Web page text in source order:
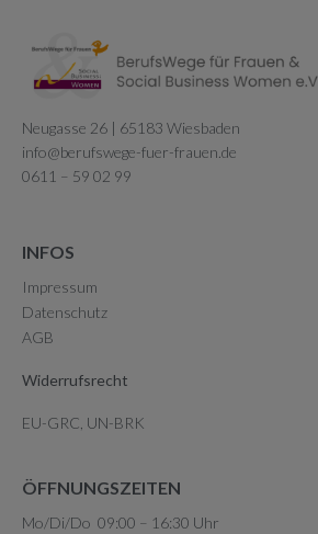
Neugasse 26 | 65183 Wiesbaden
info@berufswege-fuer-frauen.de
0611 – 59 02 99
INFOS
Impressum
Datenschutz
AGB
Widerrufsrecht
EU-GRC, UN-BRK
ÖFFNUNGSZEITEN
Mo/Di/Do 09:00 – 16:30 Uhr